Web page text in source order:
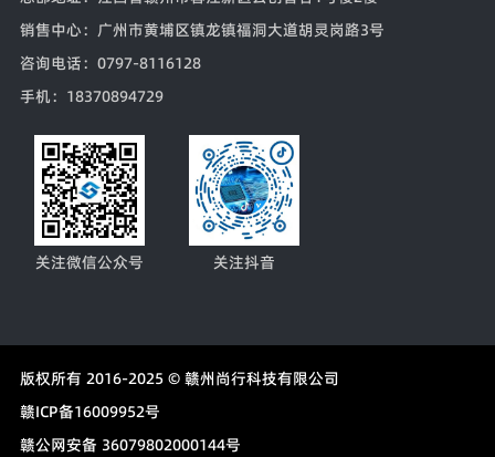
销售中心：广州市黄埔区镇龙镇福洞大道胡灵岗路3号
咨询电话：0797-8116128
手机：18370894729
关注微信公众号 关注抖音
版权所有 2016-2025 © 赣州尚行科技有限公司
赣ICP备16009952号
赣公网安备 36079802000144号